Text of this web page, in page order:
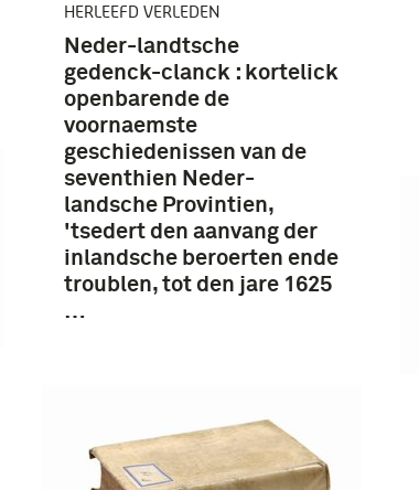
HERLEEFD VERLEDEN
Neder-landtsche
gedenck-clanck : kortelick
openbarende de
voornaemste
geschiedenissen van de
seventhien Neder-
landsche Provintien,
'tsedert den aanvang der
inlandsche beroerten ende
troublen, tot den jare 1625
…